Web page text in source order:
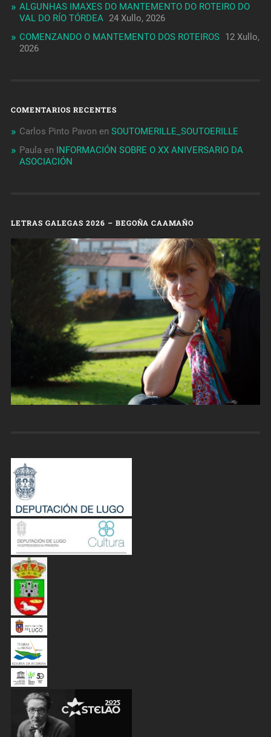
ALGUNHAS IMAXES DO MANTEMENTO DO ROTEIRO DO
VAL DO RÍO TÓRDEA 24 Xullo, 2026
COMENZANDO O MANTEMENTO DOS ROTEIROS 12 Xullo,
2026
COMENTARIOS RECENTES
Carlos Pinto Pavon en SOUTOMERILLE_SOUTOERILLE
Paula en INFORMACIÓN SOBRE O XX ANIVERSARIO DA
ASOCIACIÓN
LETRAS GALEGAS 2026 – BEGOÑA CAAMAÑO